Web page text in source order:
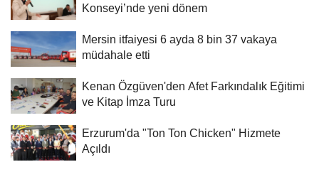
Konseyi’nde yeni dönem
Mersin itfaiyesi 6 ayda 8 bin 37 vakaya
müdahale etti
Kenan Özgüven'den Afet Farkındalık Eğitimi
ve Kitap İmza Turu
Erzurum'da "Ton Ton Chicken" Hizmete
Açıldı